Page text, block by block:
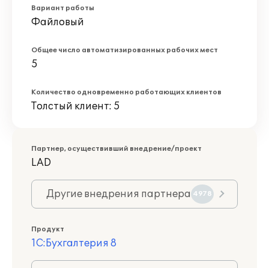
Вариант работы
Файловый
Общее число автоматизированных рабочих мест
5
Количество одновременно работающих клиентов
Толстый клиент: 5
Партнер, осуществивший внедрение/проект
LAD
Другие внедрения партнера 4978
Продукт
1С:Бухгалтерия 8